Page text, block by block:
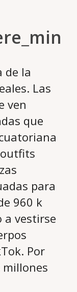
de la
Las
ven
que
para
960 k
a vestirse
Por
millones